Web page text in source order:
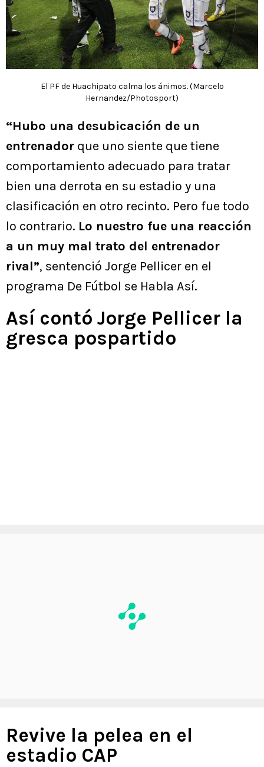
El PF de Huachipato calma los ánimos. (Marcelo
Hernandez/Photosport)
“Hubo una desubicación de un
entrenador que uno siente que tiene
comportamiento adecuado para tratar
bien una derrota en su estadio y una
clasificación en otro recinto. Pero fue todo
lo contrario. Lo nuestro fue una reacción
a un muy mal trato del entrenador
rival”, sentenció Jorge Pellicer en el
programa De Fútbol se Habla Así.
Así contó Jorge Pellicer la
gresca pospartido
Revive la pelea en el
estadio CAP